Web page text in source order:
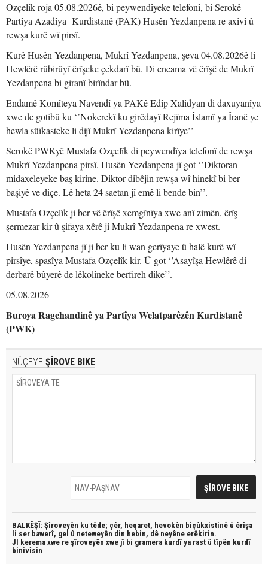
Ozçelîk roja 05.08.2026ê, bi peywendîyeke telefonî, bi Serokê
Partîya Azadîya Kurdistanê (PAK) Husên Yezdanpena re axivî û
rewşa kurê wî pirsî.
Kurê Husên Yezdanpena, Mukrî Yezdanpena, şeva 04.08.2026ê li
Hewlêrê rûbirûyî êrîşeke çekdarî bû. Di encama vê êrîşê de Mukrî
Yezdanpena bi giranî birîndar bû.
Endamê Komîteya Navendî ya PAKê Edîp Xalidyan di daxuyanîya
xwe de gotibû ku ‘’Nokerekî ku girêdayî Rejîma Îslamî ya Îranê ye
hewla sûîkasteke li dijî Mukrî Yezdanpena kirîye’’
Serokê PWKyê Mustafa Ozçelîk di peywendîya telefonî de rewşa
Mukrî Yezdanpena pirsî. Husên Yezdanpena jî got ‘’Diktoran
midaxeleyeke baş kirine. Diktor dibêjin rewşa wî hinekî bi ber
başiyê ve diçe. Lê heta 24 saetan jî emê li bende bin’’.
Mustafa Ozçelîk ji ber vê êrîşê xemgînîya xwe anî zimên, êrîş
şermezar kir û şifaya xêrê ji Mukrî Yezdanpena re xwest.
Husên Yezdanpena jî ji ber ku li wan gerîyaye û halê kurê wî
pirsîye, spasîya Mustafa Ozçelîk kir. Û got ‘’Asayîşa Hewlêrê di
derbarê bûyerê de lêkolîneke berfireh dike’’.
05.08.2026
Buroya Ragehandinê ya Partîya Welatparêzên Kurdistanê
(PWK)
NÛÇEYE ŞÎROVE BIKE
BALKÊŞÎ: Şîroveyên ku têde; çêr, heqaret, hevokên biçûkxistinê û êrîşa
li ser bawerî, gel û neteweyên din hebin, dê neyêne erêkirin.
JI kerema xwe re şîroveyên xwe jî bi gramera kurdî ya rast û tîpên kurdî
binivîsin